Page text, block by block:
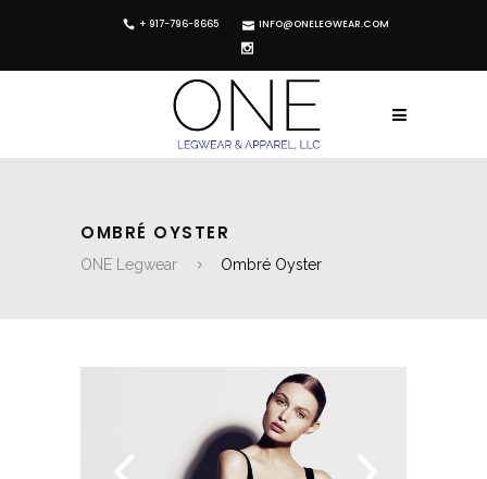
+ 917-796-8665 INFO@ONELEGWEAR.COM
OMBRÉ OYSTER
ONE Legwear Ombré Oyster